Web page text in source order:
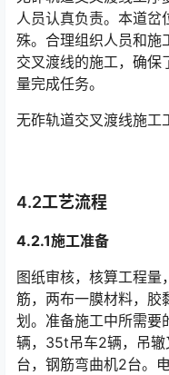
人员认真负责。本道岔
殊。合理组织人员和施
交叉渡线的施工，确保
量完成任务。󠅅󠅃󠄵󠅂󠄪󠇖󠆨󠆨󠇕󠆞󠆒󠅬󠇘󠆭󠆘󠇙󠆝󠅵󠇗󠆭󠆁󠄐󠇗󠅹󠅸󠇖󠆍󠅳󠇖󠅹󠅰󠇖󠆌󠅹
无砟轨道交叉渡线施工
4.2工艺流程
4.2.1施工准备
图纸审核，核算工程量
筋，两布一膜材料，胶
划。准备施工中所需要
辆，35t吊车2辆，吊
台，钢筋弯曲机2台。